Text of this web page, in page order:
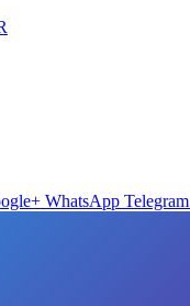
WhatsApp Telegram